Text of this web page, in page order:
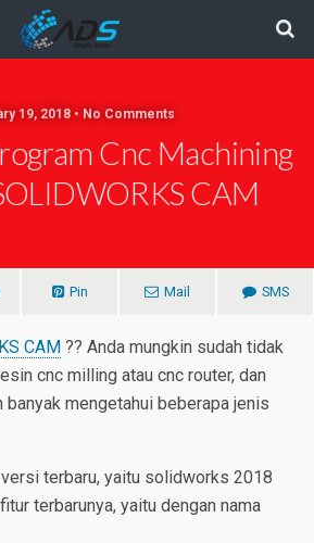
19, 2018 • No Comments
Cnc Machining
CAM
Pin Mail SMS
CAM ?? Anda mungkin sudah tidak
cnc milling atau cnc router, dan
banyak mengetahui beberapa jenis
terbaru, yaitu solidworks 2018
terbarunya, yaitu dengan nama